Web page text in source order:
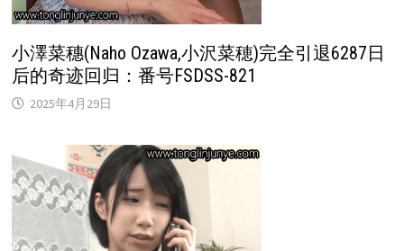
小澤菜穗(Naho Ozawa,小沢菜穂)完全引退6287日
后的奇迹回归：番号FSDSS-821
2025年4月29日